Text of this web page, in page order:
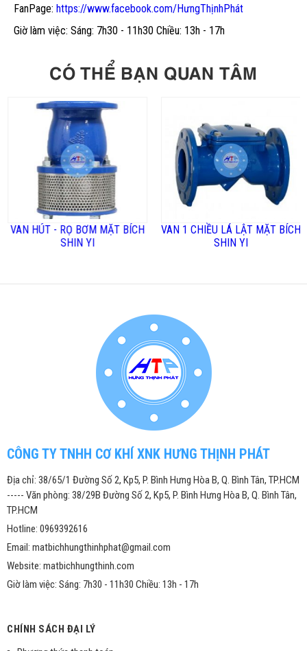
FanPage: https://www.facebook.com/HưngThịnhPhát
Giờ làm việc: Sáng: 7h30 - 11h30 Chiều: 13h - 17h
CÓ THỂ BẠN QUAN TÂM
VAN HÚT - RỌ BƠM MẶT BÍCH
SHIN YI
VAN 1 CHIỀU LÁ LẬT MẶT BÍCH
SHIN YI
CÔNG TY TNHH CƠ KHÍ XNK HƯNG THỊNH PHÁT
Địa chỉ: 38/65/1 Đường Số 2, Kp5, P. Bình Hưng Hòa B, Q. Bình Tân, TP.HCM
----- Văn phòng: 38/29B Đường Số 2, Kp5, P. Bình Hưng Hòa B, Q. Bình Tân,
TP.HCM
Hotline: 0969392616
Email: matbichhungthinhphat@gmail.com
Website: matbichhungthinh.com
Giờ làm việc: Sáng: 7h30 - 11h30 Chiều: 13h - 17h
CHÍNH SÁCH ĐẠI LÝ